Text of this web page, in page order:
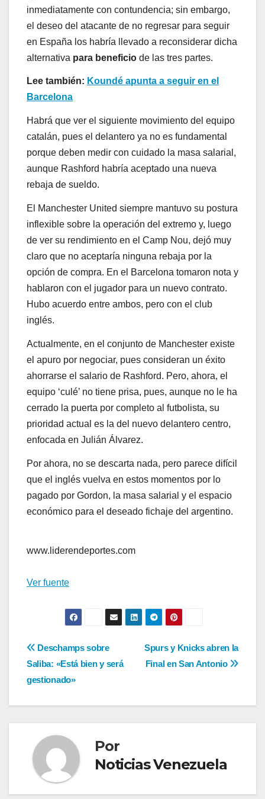
inmediatamente con contundencia; sin embargo,
el deseo del atacante de no regresar para seguir
en España los habría llevado a reconsiderar dicha
alternativa para beneficio de las tres partes.
Lee también: Koundé apunta a seguir en el
Barcelona
Habrá que ver el siguiente movimiento del equipo
catalán, pues el delantero ya no es fundamental
porque deben medir con cuidado la masa salarial,
aunque Rashford habría aceptado una nueva
rebaja de sueldo.
El Manchester United siempre mantuvo su postura
inflexible sobre la operación del extremo y, luego
de ver su rendimiento en el Camp Nou, dejó muy
claro que no aceptaría ninguna rebaja por la
opción de compra. En el Barcelona tomaron nota y
hablaron con el jugador para un nuevo contrato.
Hubo acuerdo entre ambos, pero con el club
inglés.
Actualmente, en el conjunto de Manchester existe
el apuro por negociar, pues consideran un éxito
ahorrarse el salario de Rashford. Pero, ahora, el
equipo ‘culé’ no tiene prisa, pues, aunque no le ha
cerrado la puerta por completo al futbolista, su
prioridad actual es la del nuevo delantero centro,
enfocada en Julián Álvarez.
Por ahora, no se descarta nada, pero parece difícil
que el inglés vuelva en estos momentos por lo
pagado por Gordon, la masa salarial y el espacio
económico para el deseado fichaje del argentino.
www.liderendeportes.com
Ver fuente
Navegación
de
entradas
Spurs y Knicks abren la
Final en San Antonio
Deschamps sobre
Saliba: «Está bien y será
gestionado»
Por
Noticias Venezuela